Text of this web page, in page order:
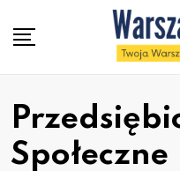
Społeczne